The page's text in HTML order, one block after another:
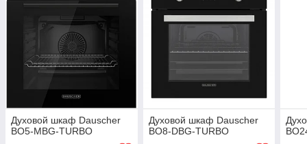
Духовой шкаф Dauscher
BO5-MBG-TURBO
Духовой шкаф Dauscher
BO8-DBG-TURBO